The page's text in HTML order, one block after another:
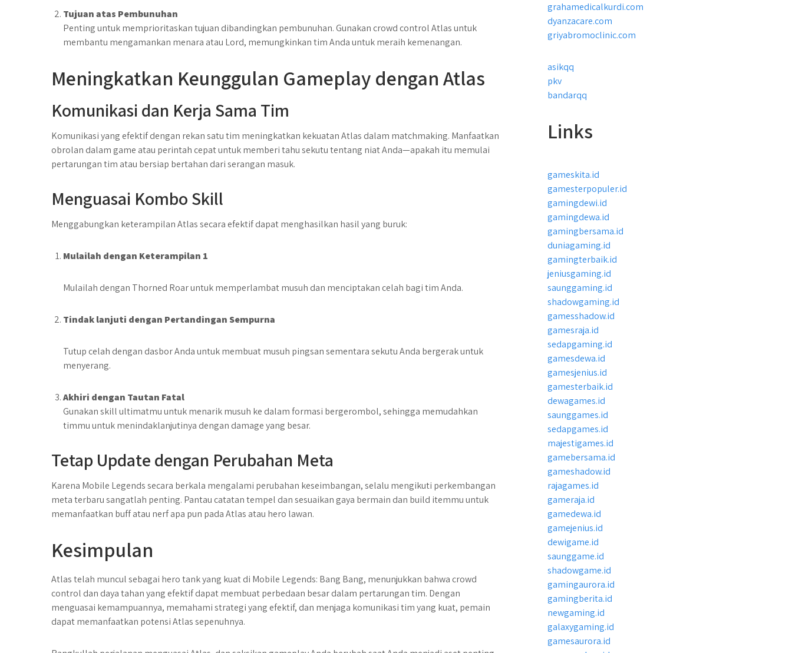
Tujuan atas Pembunuhan
Penting untuk memprioritaskan tujuan dibandingkan pembunuhan. Gunakan crowd control Atlas untuk
membantu mengamankan menara atau Lord, memungkinkan tim Anda untuk meraih kemenangan.
Meningkatkan Keunggulan Gameplay dengan Atlas
Komunikasi dan Kerja Sama Tim
Komunikasi yang efektif dengan rekan satu tim meningkatkan kekuatan Atlas dalam matchmaking. Manfaatkan
obrolan dalam game atau perintah cepat untuk memberi tahu sekutu tentang niat Anda—apakah itu memulai
pertarungan tim atau bersiap bertahan dari serangan masuk.
Menguasai Kombo Skill
Menggabungkan keterampilan Atlas secara efektif dapat menghasilkan hasil yang buruk:
Mulailah dengan Keterampilan 1
Mulailah dengan Thorned Roar untuk memperlambat musuh dan menciptakan celah bagi tim Anda.
Tindak lanjuti dengan Pertandingan Sempurna
Tutup celah dengan dasbor Anda untuk membuat musuh pingsan sementara sekutu Anda bergerak untuk
menyerang.
Akhiri dengan Tautan Fatal
Gunakan skill ultimatmu untuk menarik musuh ke dalam formasi bergerombol, sehingga memudahkan
timmu untuk menindaklanjutinya dengan damage yang besar.
Tetap Update dengan Perubahan Meta
Karena Mobile Legends secara berkala mengalami perubahan keseimbangan, selalu mengikuti perkembangan
meta terbaru sangatlah penting. Pantau catatan tempel dan sesuaikan gaya bermain dan build itemmu untuk
memanfaatkan buff atau nerf apa pun pada Atlas atau hero lawan.
Kesimpulan
Atlas telah muncul sebagai hero tank yang kuat di Mobile Legends: Bang Bang, menunjukkan bahwa crowd
control dan daya tahan yang efektif dapat membuat perbedaan besar dalam pertarungan tim. Dengan
menguasai kemampuannya, memahami strategi yang efektif, dan menjaga komunikasi tim yang kuat, pemain
dapat memanfaatkan potensi Atlas sepenuhnya.
grahamedicalkurdi.com
dyanzacare.com
griyabromoclinic.com
asikqq
pkv
bandarqq
Links
gameskita.id
gamesterpopuler.id
gamingdewi.id
gamingdewa.id
gamingbersama.id
duniagaming.id
gamingterbaik.id
jeniusgaming.id
saunggaming.id
shadowgaming.id
gamesshadow.id
gamesraja.id
sedapgaming.id
gamesdewa.id
gamesjenius.id
gamesterbaik.id
dewagames.id
saunggames.id
sedapgames.id
majestigames.id
gamebersama.id
gameshadow.id
rajagames.id
gameraja.id
gamedewa.id
gamejenius.id
dewigame.id
saunggame.id
shadowgame.id
gamingaurora.id
gamingberita.id
newgaming.id
galaxygaming.id
gamesaurora.id